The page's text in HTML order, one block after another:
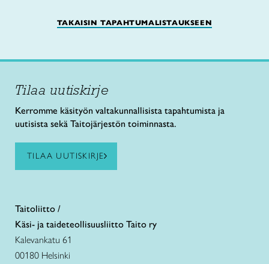
TAKAISIN TAPAHTUMALISTAUKSEEN
Tilaa uutiskirje
Kerromme käsityön valtakunnallisista tapahtumista ja
uutisista sekä Taitojärjestön toiminnasta.
TILAA UUTISKIRJE
Taitoliitto /
Käsi- ja taideteollisuusliitto Taito ry
Kalevankatu 61
00180 Helsinki